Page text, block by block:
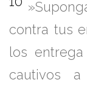
contra tus
los
cautivos